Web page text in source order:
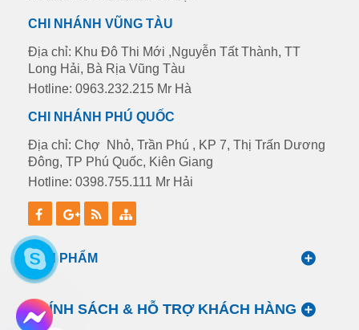
CHI NHÁNH VŨNG TÀU
Địa chỉ: Khu Đô Thi Mới ,Nguyễn Tất Thành, TT
Long Hải, Bà Rịa Vũng Tàu
Hotline: 0963.232.215 Mr Hà
CHI NHÁNH PHÚ QUỐC
Địa chỉ: Chợ Nhỏ, Trần Phú , KP 7, Thị Trấn Dương
Đông, TP Phú Quốc, Kiên Giang
Hotline: 0398.755.111 Mr Hải
SẢN PHẨM
CHÍNH SÁCH & HỖ TRỢ KHÁCH HÀNG